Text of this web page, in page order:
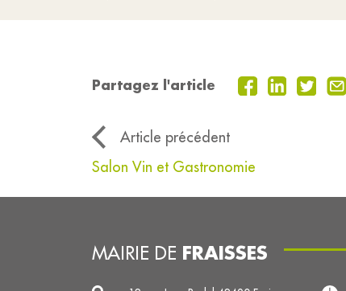
Partagez l'article
Article précédent
Salon Vin et Gastronomie
MAIRIE DE FRAISSES